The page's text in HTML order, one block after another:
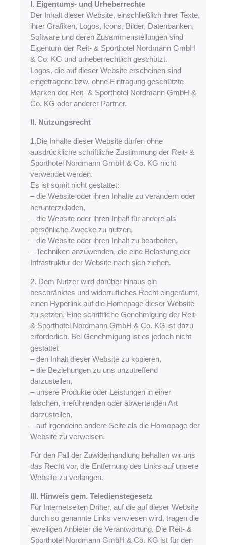
I. Eigentums- und Urheberrechte
Der Inhalt dieser Website, einschließlich ihrer Texte,
ihrer Grafiken, Logos, Icons, Bilder, Datenbanken,
Software und deren Zusammenstellungen sind
Eigentum der Reit- & Sporthotel Nordmann GmbH
& Co. KG und urheberrechtlich geschützt.
Logos, die auf dieser Website erscheinen sind
eingetragene bzw. ohne Eintragung geschützte
Marken der Reit- & Sporthotel Nordmann GmbH &
Co. KG oder anderer Partner.
II. Nutzungsrecht
1.Die Inhalte dieser Website dürfen ohne
ausdrückliche schriftliche Zustimmung der Reit- &
Sporthotel Nordmann GmbH & Co. KG nicht
verwendet werden.
Es ist somit nicht gestattet:
– die Website oder ihren Inhalte zu verändern oder
herunterzuladen,
– die Website oder ihren Inhalt für andere als
persönliche Zwecke zu nutzen,
– die Website oder ihren Inhalt zu bearbeiten,
– Techniken anzuwenden, die eine Belastung der
Infrastruktur der Website nach sich ziehen.
2. Dem Nutzer wird darüber hinaus ein
beschränktes und widerrufliches Recht eingeräumt,
einen Hyperlink auf die Homepage dieser Website
zu setzen. Eine schriftliche Genehmigung der Reit-
& Sporthotel Nordmann GmbH & Co. KG ist dazu
erforderlich. Bei Genehmigung ist es jedoch nicht
gestattet
– den Inhalt dieser Website zu kopieren,
– die Beziehungen zu uns unzutreffend
darzustellen,
– unsere Produkte oder Leistungen in einer
falschen, irreführenden oder abwertenden Art
darzustellen,
– auf irgendeine andere Seite als die Homepage der
Website zu verweisen.
Für den Fall der Zuwiderhandlung behalten wir uns
das Recht vor, die Entfernung des Links auf unsere
Website zu verlangen.
III. Hinweis gem. Teledienstegesetz
Für Internetseiten Dritter, auf die auf dieser Website
durch so genannte Links verwiesen wird, tragen die
jeweiligen Anbieter die Verantwortung. Die Reit- &
Sporthotel Nordmann GmbH & Co. KG ist für den